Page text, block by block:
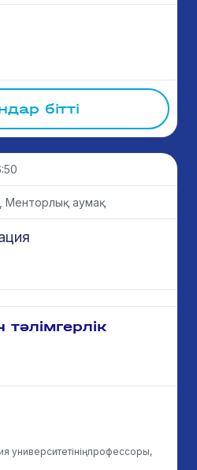
бітті
Менторлық аумақ
университетініңпрофессоры,